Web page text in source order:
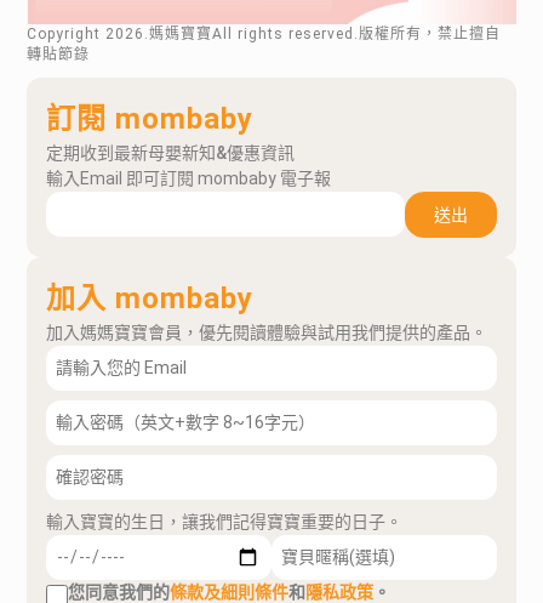
Copyright 2026 .媽媽寶寶All rights reserved.版權所有，禁止擅自
轉貼節錄
訂閱 mombaby
定期收到最新母嬰新知&優惠資訊
輸入Email 即可訂閱 mombaby 電子報
送出
加入 mombaby
加入媽媽寶寶會員，優先閱讀體驗與試用我們提供的產品。
輸入寶寶的生日，讓我們記得寶寶重要的日子。
您同意我們的條款及細則條件和隱私政策 。